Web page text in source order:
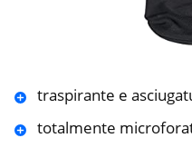
traspirante e
totalmente